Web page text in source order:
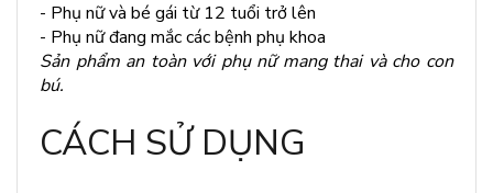
- Phụ nữ và bé gái từ 12 tuổi trở lên
- Phụ nữ đang mắc các bệnh phụ khoa
Sản phẩm an toàn với phụ nữ mang thai và cho con
bú.
CÁCH SỬ DỤNG